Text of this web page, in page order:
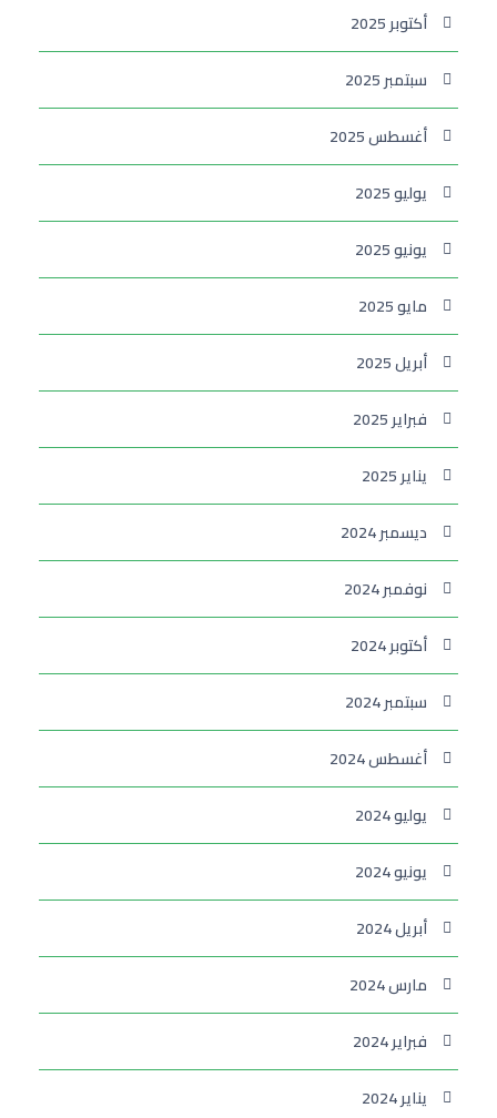
أكتوبر 2025
سبتمبر 2025
أغسطس 2025
يوليو 2025
يونيو 2025
مايو 2025
أبريل 2025
فبراير 2025
يناير 2025
ديسمبر 2024
نوفمبر 2024
أكتوبر 2024
سبتمبر 2024
أغسطس 2024
يوليو 2024
يونيو 2024
أبريل 2024
مارس 2024
فبراير 2024
يناير 2024